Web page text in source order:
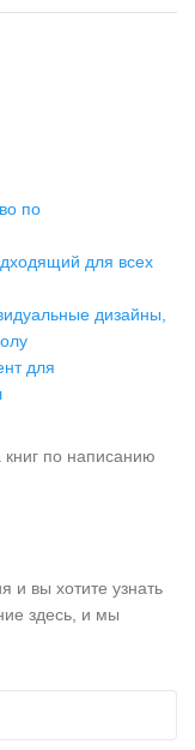
по
для всех
дизайны,
для
книг по написанию
и вы хотите узнать
здесь, и мы